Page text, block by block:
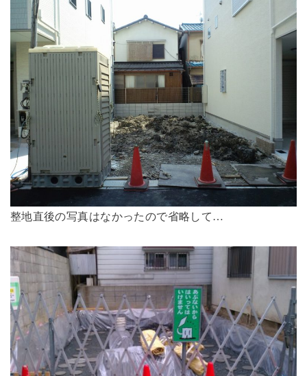
整地直後の写真はなかったので省略して…